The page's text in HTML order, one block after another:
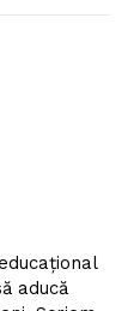
aducă